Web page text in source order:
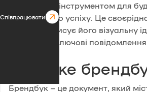
Співпрацювати
незамінним інструментом для
що прагне до успіху. Це
яка чітко описує його візуальну
цінності та ключові
Що таке
Брендбук – це документ, який